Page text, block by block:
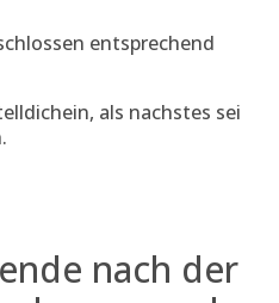
entsprechend
als nachstes sei
nach der